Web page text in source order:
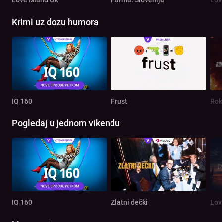
Krimi uz dozu humora
IQ 160 Frust
Pogledaj u jednom vikendu
IQ 160 Zlatni dečki